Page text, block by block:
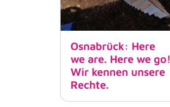
Osnabrück: Here
we are. Here we go!
Wir kennen unsere
Rechte.